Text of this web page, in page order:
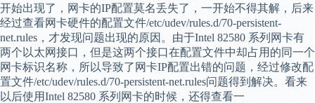
开始出现了，网卡的IP配置莫名丢失了，一开始不得其解，后来
经过查看网卡硬件的配置文件/etc/udev/rules.d/70-persistent-
net.rules，才发现问题出现的原因。由于Intel 82580 系列网卡有
两个以太网接口，但是这两个接口在配置文件中却占用的同一个
网卡标识名称，所以导致了网卡IP配置出错的问题，经过修改配
置文件/etc/udev/rules.d/70-persistent-net.rules问题得到解决。看来
以后使用Intel 82580 系列网卡的时候，还得查看一